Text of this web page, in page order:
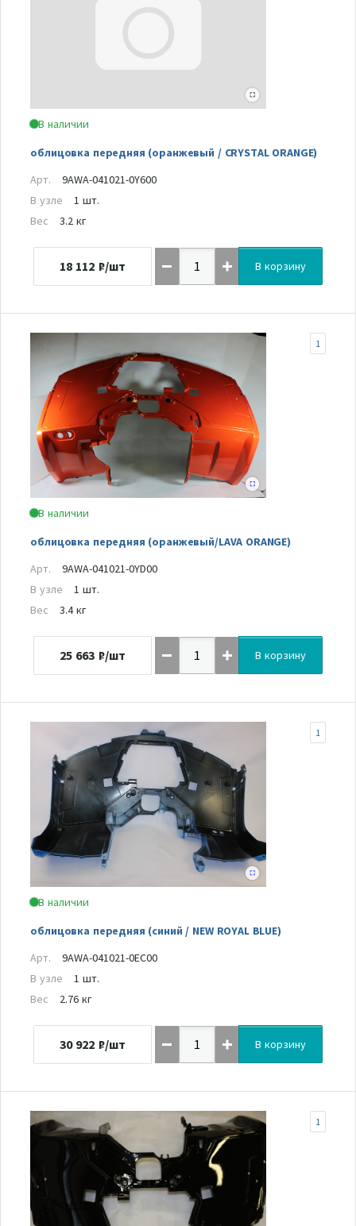
В наличии
облицовка передняя (оранжевый / CRYSTAL ORANGE)
Арт.
9AWA-041021-0Y600
В узле
1 шт.
Вес
3.2 кг
18 112 ₽/шт В корзину
В наличии
облицовка передняя (оранжевый/LAVA ORANGE)
1
Арт.
9AWA-041021-0YD00
В узле
1 шт.
Вес
3.4 кг
25 663 ₽/шт В корзину
В наличии
облицовка передняя (синий / NEW ROYAL BLUE)
1
Арт.
9AWA-041021-0EC00
В узле
1 шт.
Вес
2.76 кг
30 922 ₽/шт В корзину
1